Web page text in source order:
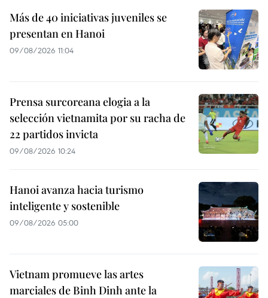
Más de 40 iniciativas juveniles se
presentan en Hanoi
09/08/2026 11:04
Prensa surcoreana elogia a la
selección vietnamita por su racha de
22 partidos invicta
09/08/2026 10:24
Hanoi avanza hacia turismo
inteligente y sostenible
09/08/2026 05:00
Vietnam promueve las artes
marciales de Binh Dinh ante la